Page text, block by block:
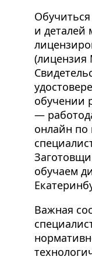
и
обучении
—
онлайн
обучаем
Важная